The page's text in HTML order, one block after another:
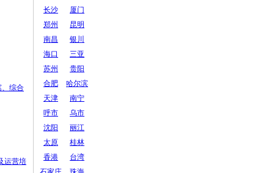
、综合
运营培
长沙
厦门
郑州
昆明
南昌
银川
海口
三亚
苏州
贵阳
合肥
哈尔滨
天津
南宁
呼市
乌市
沈阳
丽江
太原
桂林
香港
台湾